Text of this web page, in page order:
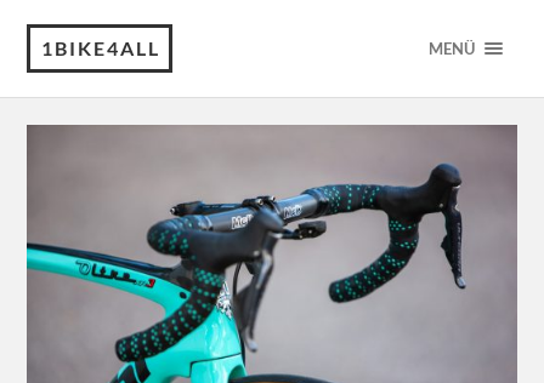
1BIKE4ALL MENÜ